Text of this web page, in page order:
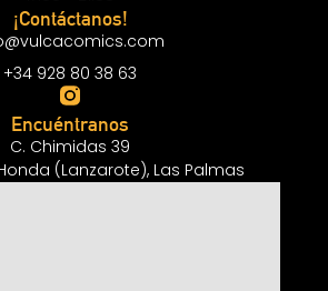
¡Contáctanos!
+34 928 80 38 63
Encuéntranos
C. Chimidas 39
(Lanzarote), Las Palmas